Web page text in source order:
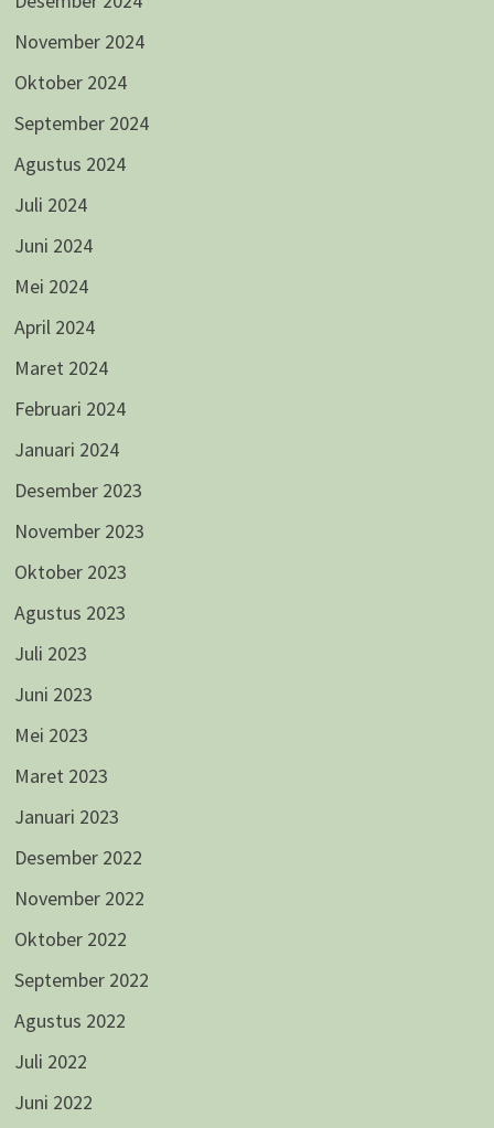
November 2024
Oktober 2024
September 2024
Agustus 2024
Juli 2024
Juni 2024
Mei 2024
April 2024
Maret 2024
Februari 2024
Januari 2024
Desember 2023
November 2023
Oktober 2023
Agustus 2023
Juli 2023
Juni 2023
Mei 2023
Maret 2023
Januari 2023
Desember 2022
November 2022
Oktober 2022
September 2022
Agustus 2022
Juli 2022
Juni 2022